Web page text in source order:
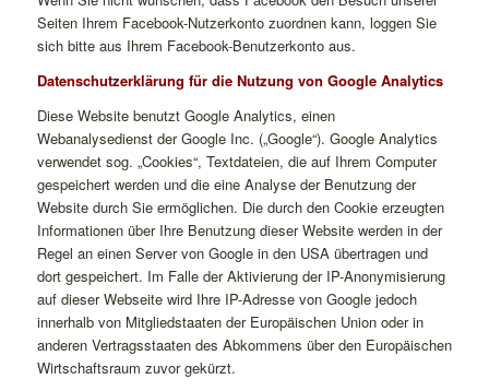
Seiten Ihrem Facebook-Nutzerkonto zuordnen kann, loggen Sie
sich bitte aus Ihrem Facebook-Benutzerkonto aus.
Datenschutzerklärung für die Nutzung von Google Analytics
Diese Website benutzt Google Analytics, einen
Webanalysedienst der Google Inc. („Google“). Google Analytics
verwendet sog. „Cookies“, Textdateien, die auf Ihrem Computer
gespeichert werden und die eine Analyse der Benutzung der
Website durch Sie ermöglichen. Die durch den Cookie erzeugten
Informationen über Ihre Benutzung dieser Website werden in der
Regel an einen Server von Google in den USA übertragen und
dort gespeichert. Im Falle der Aktivierung der IP-Anonymisierung
auf dieser Webseite wird Ihre IP-Adresse von Google jedoch
innerhalb von Mitgliedstaaten der Europäischen Union oder in
anderen Vertragsstaaten des Abkommens über den Europäischen
Wirtschaftsraum zuvor gekürzt.